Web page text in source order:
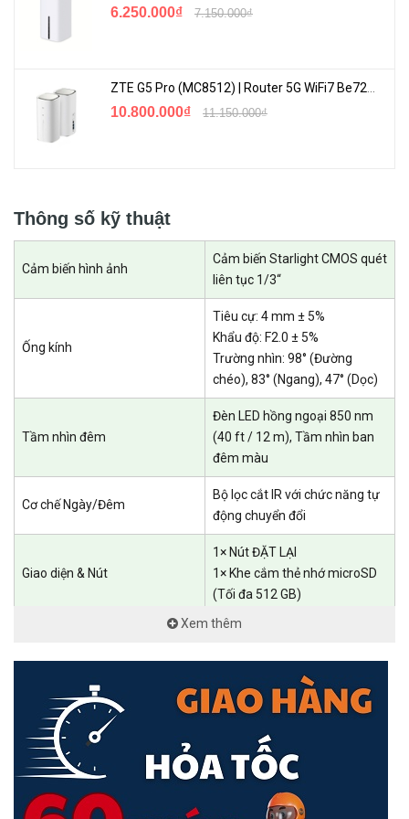
Bảo Vệ Ngôi Nhà Của Bạn Mọi Lúc, Mọi Nơi
Ngoài trời
Trong nhà
6.250.000₫ 7.150.000₫
10.800.000₫ 11.150.000₫
Thông số kỹ thuật
Cảm biến hình ảnh
Cảm biến Starlight CMOS quét
liên tục 1/3“
Ống kính
Tiêu cự: 4 mm ± 5%
Khẩu độ: F2.0 ± 5%
Trường nhìn: 98° (Đường
chéo), 83° (Ngang), 47° (Dọc)
Tầm nhìn đêm
Đèn LED hồng ngoại 850 nm
(40 ft / 12 m), Tầm nhìn ban
đêm màu
Cơ chế Ngày/Đêm
Bộ lọc cắt IR với chức năng tự
động chuyển đổi
Giao diện & Nút
1× Nút ĐẶT LẠI
1× Khe cắm thẻ nhớ microSD
(Tối đa 512 GB)
2304 × 1296 px
Tốc độ khung hình 30 khung hình/giây
Nén video
Đầu vào và đầu ra âm thanh Micrô và loa tích hợp
Khe cắm thẻ nhớ microSD trên
Xem thêm